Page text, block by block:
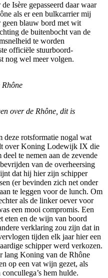
Isère gepasseerd daar waar
als er een bulkcarrier mij
blauw bord met wit
de buitenbocht van de
te worden
officiële stuurboord-
nog wel meer volgen.
over de Rhône , dit is
deze rotsformatie nogal wat
over Koning Lodewijk IX die
te nemen aan de zevende
van de overheersing
dat hij hier zijn schipper
(er bevinden zich net onder
te leggen voor de lunch. Om
als de linker oever voor
een mooi compromis. Een
eten en de wijn van boord
verklaring zou zijn dat in
tijden elk jaar hier een
schipper werd verkozen.
lang Koning van de Rhône
op een vat wijn gezet, als
hem hulde.